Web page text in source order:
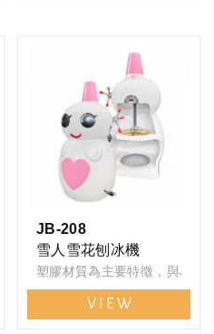
強，運轉平順，專利導冰盤設計
JB-208
雪人雪花刨冰機
塑膠材質為主要特徵，與JB-
VIEW